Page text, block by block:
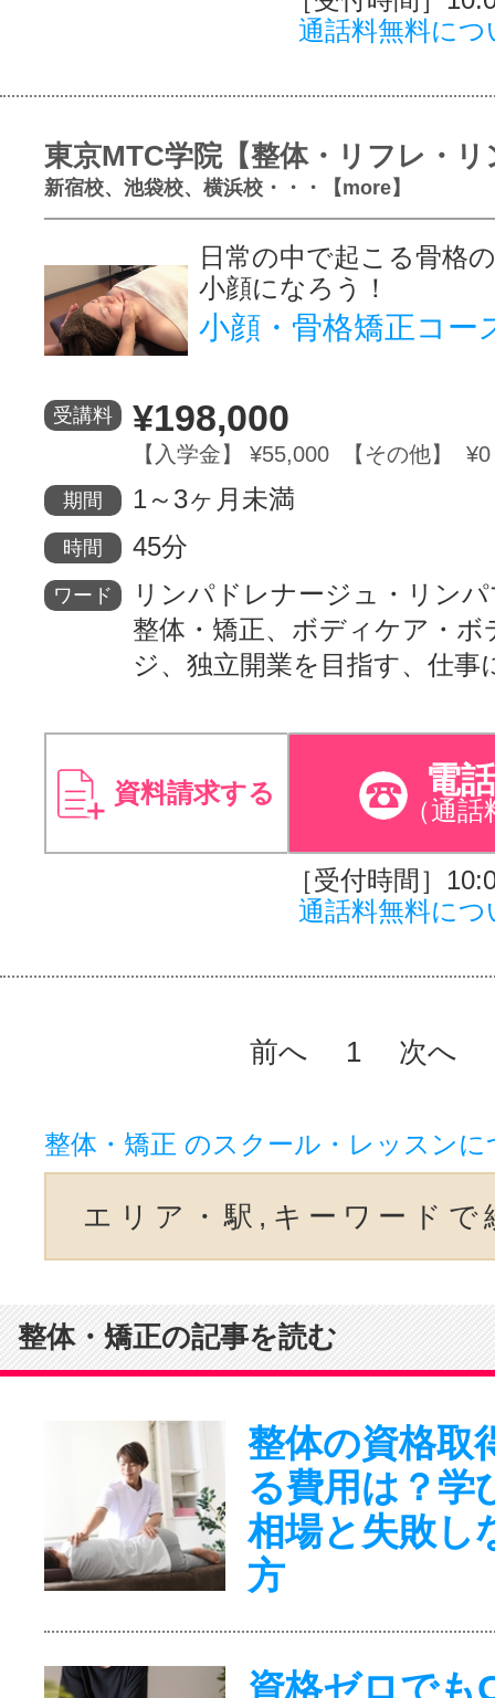
通話料無料につ
東京MTC学院【整体・リフレ・リ
新宿校、池袋校、横浜校・・・【more】
日常の中で起こる骨格
小顔になろう！
小顔・骨格矯正コー
受講料 ¥198,000
【入学金】 ¥55,000 【その他】 ¥0
期間 1～3ヶ月未満
時間 45分
ワード
リンパドレナージュ・リン
整体・矯正、ボディケア・ボ
ジ、独立開業を目指す、仕事
資料請求する 電
（通話
［受付時間］
通話料無料につ
前へ 1 次へ
整体・矯正 のスクール・レッスン
エリア・駅,キーワードで
整体・矯正の記事を読む
整体の資格取
る費用は？学
相場と失敗し
方
資格ゼロでも